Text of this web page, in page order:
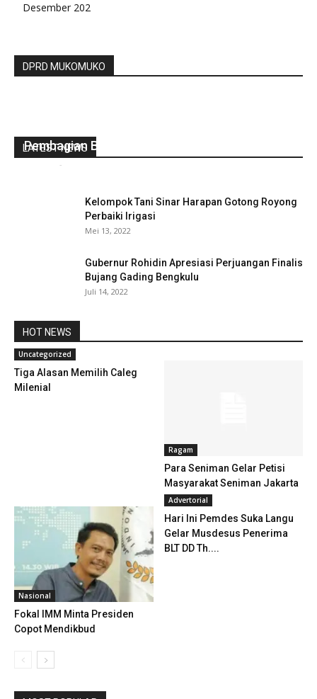
Desember 202
DPRD MUKOMUKO
LATEST NEWS
Pembagian Blt DD Desa Air Baus Dua
-
Kelompok Tani Sinar Harapan Gotong Royong
Perbaiki Irigasi
Mei 13, 2022
Gubernur Rohidin Apresiasi Perjuangan Finalis
Bujang Gading Bengkulu
Juli 14, 2022
HOT NEWS
Uncategorized
Tiga Alasan Memilih Caleg
Milenial
Ragam
Para Seniman Gelar Petisi
Masyarakat Seniman Jakarta
Nasional
Fokal IMM Minta Presiden
Copot Mendikbud
Advertorial
Hari Ini Pemdes Suka Langu
Gelar Musdesus Penerima
BLT DD Th....